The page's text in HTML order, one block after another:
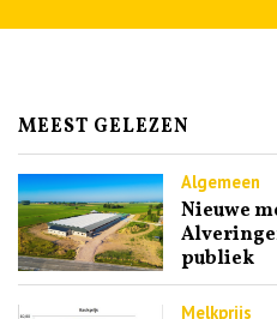
MEEST GELEZEN
Algemeen
Nieuwe
publiek
Melkprijs